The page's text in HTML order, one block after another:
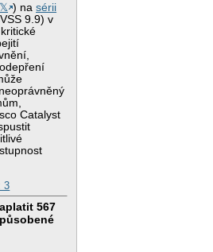
𝕏 ) nasérii
9.9) v
Catalyst
3
567